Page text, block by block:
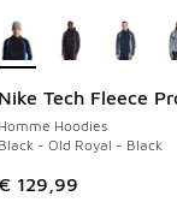
Nike Tech Fleece
Homme Hoodies
Black - Old Royal - Black
129,99
NOUVEAU